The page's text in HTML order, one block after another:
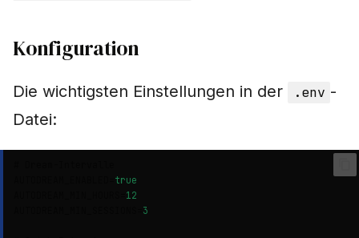
Konfiguration
Die wichtigsten Einstellungen in der .env -
Datei:
true
12
3